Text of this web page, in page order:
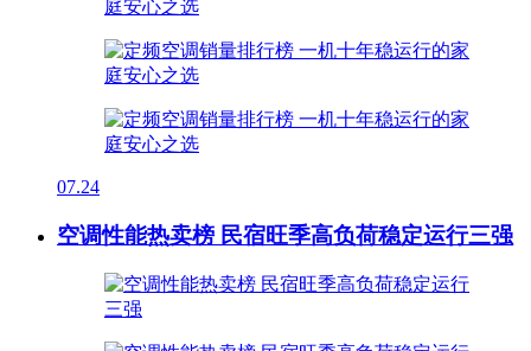
07.24
空调性能热卖榜 民宿旺季高负荷稳定运行三强